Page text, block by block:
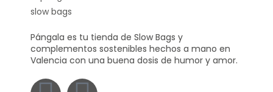
Pángala es tu tienda de Slow Bags y
complementos sostenibles hechos a mano en
Valencia con una buena dosis de humor y amor.